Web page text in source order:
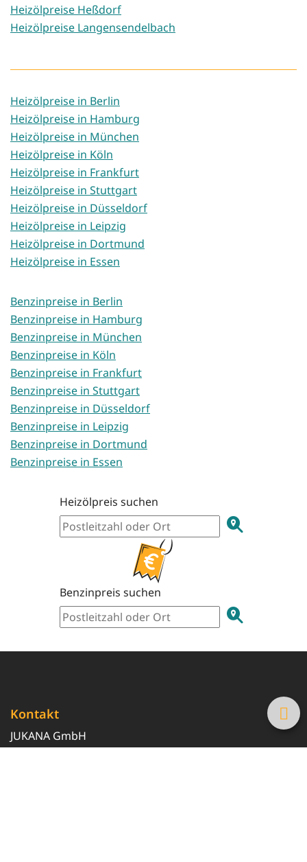
Heizölpreise Heßdorf
Heizölpreise Langensendelbach
Heizölpreise in Berlin
Heizölpreise in Hamburg
Heizölpreise in München
Heizölpreise in Köln
Heizölpreise in Frankfurt
Heizölpreise in Stuttgart
Heizölpreise in Düsseldorf
Heizölpreise in Leipzig
Heizölpreise in Dortmund
Heizölpreise in Essen
Benzinpreise in Berlin
Benzinpreise in Hamburg
Benzinpreise in München
Benzinpreise in Köln
Benzinpreise in Frankfurt
Benzinpreise in Stuttgart
Benzinpreise in Düsseldorf
Benzinpreise in Leipzig
Benzinpreise in Dortmund
Benzinpreise in Essen
Heizölpreis suchen
Benzinpreis suchen
Kontakt
JUKANA GmbH